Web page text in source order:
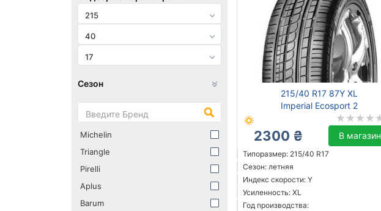
215/40 R17 87Y XL
Imperial Ecosport 2
2300 ₴ В магазин
Типоразмер: 215/40 R17
Сезон: летняя
Индекс скорости: Y
Усиленность: XL
Год производства:
215
40
17
Сезон
Michelin
Triangle
Pirelli
Aplus
Barum